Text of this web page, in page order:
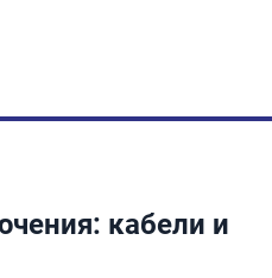
кабели и